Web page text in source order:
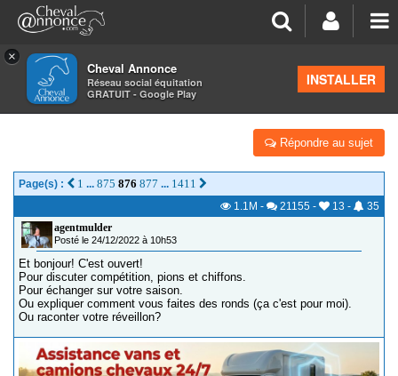
×
Cheval Annonce
Réseau social équitation
GRATUIT - Google Play
INSTALLER
>Concours cheval
DRESSEURS CINGLÉS
Répondre au sujet
Page(s) : 1 ... 875 876 877 ... 1411
1.1M - 21155 - 13 -
35
agentmulder
Posté le 24/12/2022 à 10h53
Et bonjour! C'est ouvert!
Pour discuter compétition, pions et chiffons.
Pour échanger sur votre saison.
Ou expliquer comment vous faites des ronds (ça c'est pour moi).
Ou raconter votre réveillon?